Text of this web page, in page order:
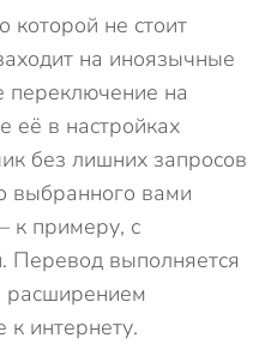
которой не стоит
на иноязычные
переключение на
её в настройках
без лишних запросов
выбранного вами
к примеру, с
Перевод выполняется
расширением
интернету.